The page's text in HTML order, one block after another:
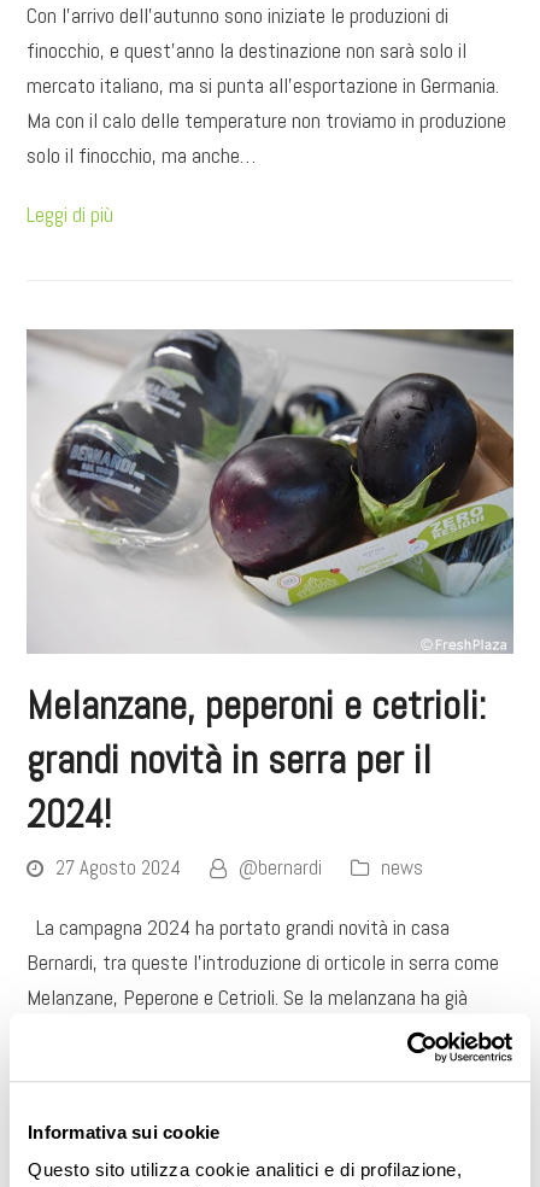
Informativa sui cookie
Questo sito utilizza cookie analitici e di profilazione,
Con l'arrivo dell'autunno sono iniziate le produzioni di
finocchio, e quest'anno la destinazione non sarà solo il
mercato italiano, ma si punta all'esportazione in Germania.
Ma con il calo delle temperature non troviamo in produzione
solo il finocchio, ma anche…
Leggi di più
Melanzane, peperoni e cetrioli:
grandi novità in serra per il
2024!
27 Agosto 2024 @bernardi news
La campagna 2024 ha portato grandi novità in casa
Bernardi, tra queste l'introduzione di orticole in serra come
Melanzane, Peperone e Cetrioli. Se la melanzana ha già
avuto buona parte del raccolto estivo, con rese che si sono
Leggi di più